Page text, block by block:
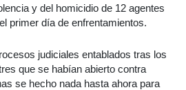
y del homicidio de 12 agentes
primer día de enfrentamientos.
judiciales entablados tras los
que se habían abierto contra
se hecho nada hasta ahora para